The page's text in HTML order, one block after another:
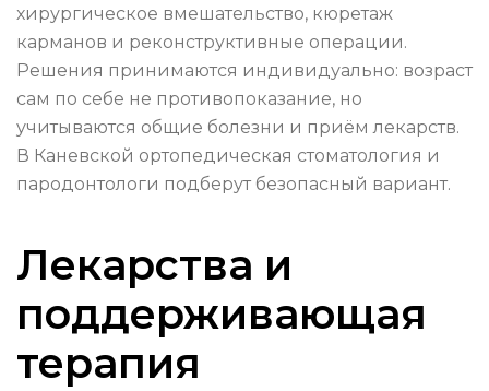
хирургическое вмешательство, кюретаж
карманов и реконструктивные операции.
Решения принимаются индивидуально: возраст
сам по себе не противопоказание, но
учитываются общие болезни и приём лекарств.
В Каневской ортопедическая стоматология и
пародонтологи подберут безопасный вариант.
Лекарства и
поддерживающая
терапия